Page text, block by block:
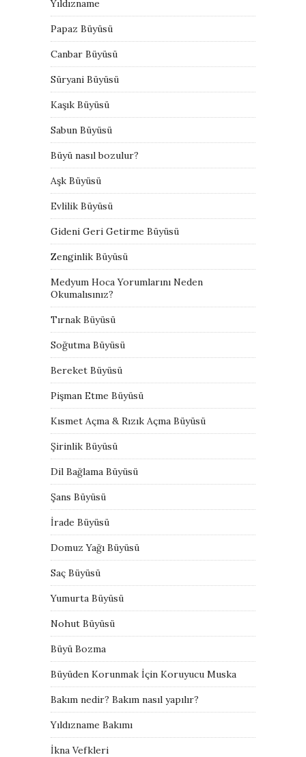
Yıldızname
Papaz Büyüsü
Canbar Büyüsü
Süryani Büyüsü
Kaşık Büyüsü
Sabun Büyüsü
Büyü nasıl bozulur?
Aşk Büyüsü
Evlilik Büyüsü
Gideni Geri Getirme Büyüsü
Zenginlik Büyüsü
Medyum Hoca Yorumlarını Neden
Okumalısınız?
Tırnak Büyüsü
Soğutma Büyüsü
Bereket Büyüsü
Pişman Etme Büyüsü
Kısmet Açma & Rızık Açma Büyüsü
Şirinlik Büyüsü
Dil Bağlama Büyüsü
Şans Büyüsü
İrade Büyüsü
Domuz Yağı Büyüsü
Saç Büyüsü
Yumurta Büyüsü
Nohut Büyüsü
Büyü Bozma
Büyüden Korunmak İçin Koruyucu Muska
Bakım nedir? Bakım nasıl yapılır?
Yıldızname Bakımı
İkna Vefkleri